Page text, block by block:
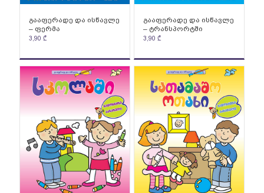
გააფერადე და ისწავლე
– ფერმა
3,90 ₾
გააფერადე და ისწავლე
– ტრანსპორტში
3,90 ₾